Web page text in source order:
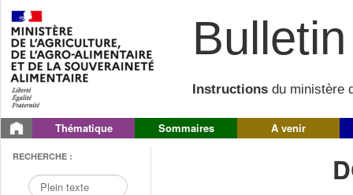
Instructions du ministère
Thématique Sommaires A venir
RECHERCHE :